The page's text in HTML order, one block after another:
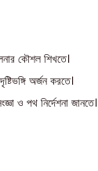
কৌশল শিখতে।
অর্জন করতে।
ও পথ নির্দেশনা জানতে।